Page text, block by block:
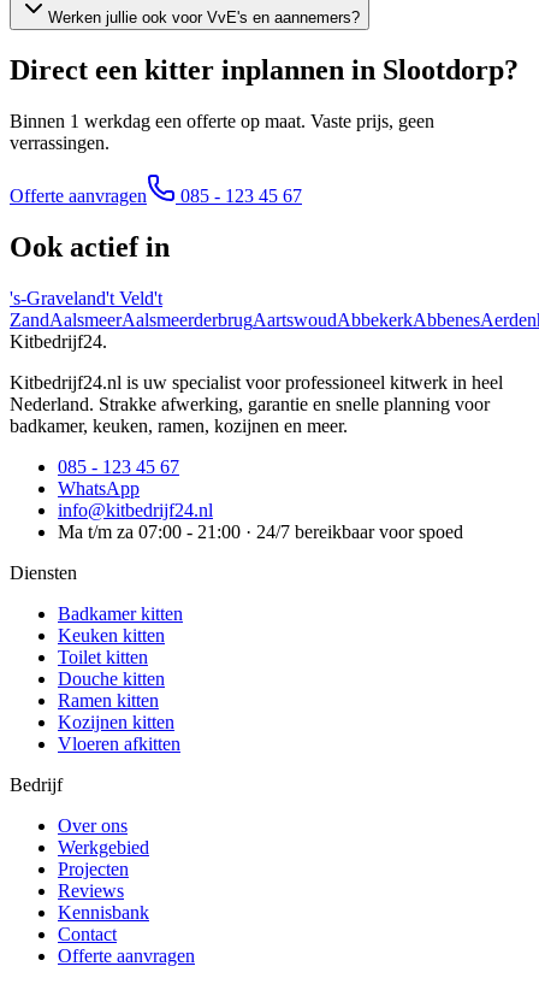
Werken jullie ook voor VvE's en aannemers?
Direct een kitter inplannen in Slootdorp?
Binnen 1 werkdag een offerte op maat. Vaste prijs, geen
verrassingen.
Offerte aanvragen 085 - 123 45 67
Ook actief in
's-Graveland't Veld't
ZandAalsmeerAalsmeerderbrugAartswoudAbbekerkAbbenes
Kitbedrijf24.
Kitbedrijf24.nl is uw specialist voor professioneel kitwerk in heel
Nederland. Strakke afwerking, garantie en snelle planning voor
badkamer, keuken, ramen, kozijnen en meer.
085 - 123 45 67
WhatsApp
info@kitbedrijf24.nl
Ma t/m za 07:00 - 21:00 · 24/7 bereikbaar voor spoed
Diensten
Badkamer kitten
Keuken kitten
Toilet kitten
Douche kitten
Ramen kitten
Kozijnen kitten
Vloeren afkitten
Bedrijf
Over ons
Werkgebied
Projecten
Reviews
Kennisbank
Contact
Offerte aanvragen